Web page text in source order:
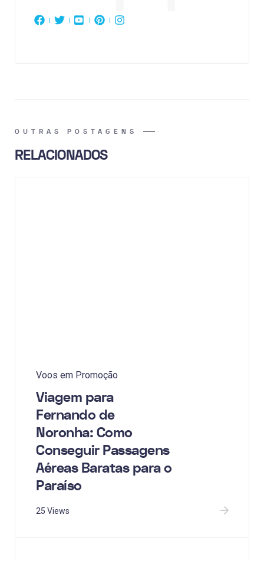
OUTRAS POSTAGENS
RELACIONADOS
Voos em Promoção
Viagem para
Fernando de
Noronha: Como
Conseguir Passagens
Aéreas Baratas para o
Paraíso
25 Views